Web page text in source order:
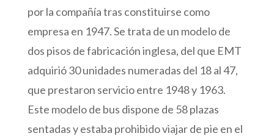
por la compañía tras constituirse como
empresa en 1947. Se trata de un modelo de
dos pisos de fabricación inglesa, del que EMT
adquirió 30 unidades numeradas del 18 al 47,
que prestaron servicio entre 1948 y 1963.
Este modelo de bus dispone de 58 plazas
sentadas y estaba prohibido viajar de pie en el